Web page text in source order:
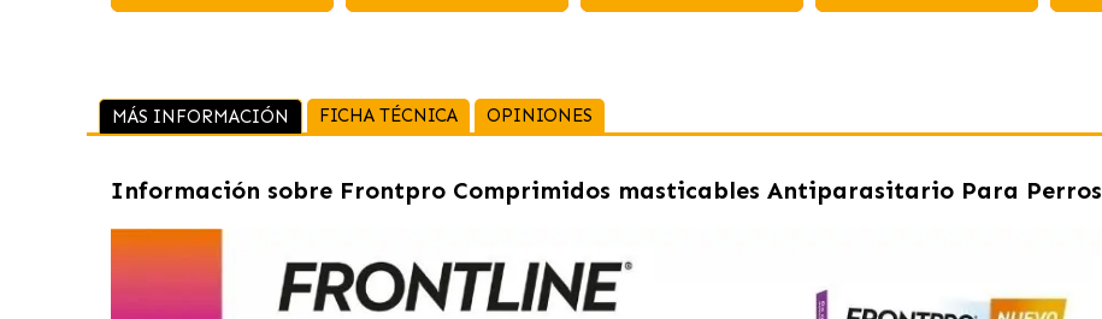
MÁS INFORMACIÓN FICHA TÉCNICA OPINIONES
Información sobre Frontpro Comprimidos masticables Antiparasitario Para Perros